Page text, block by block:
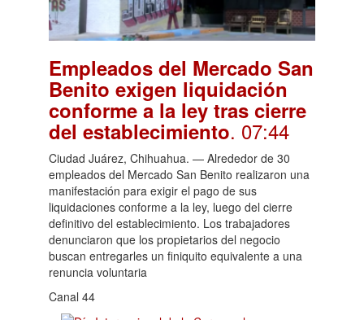
Empleados del Mercado San
Benito exigen liquidación
conforme a la ley tras cierre
del establecimiento. 07:44
Ciudad Juárez, Chihuahua. — Alrededor de 30
empleados del Mercado San Benito realizaron una
manifestación para exigir el pago de sus
liquidaciones conforme a la ley, luego del cierre
definitivo del establecimiento. Los trabajadores
denunciaron que los propietarios del negocio
buscan entregarles un finiquito equivalente a una
renuncia voluntaria
Canal 44